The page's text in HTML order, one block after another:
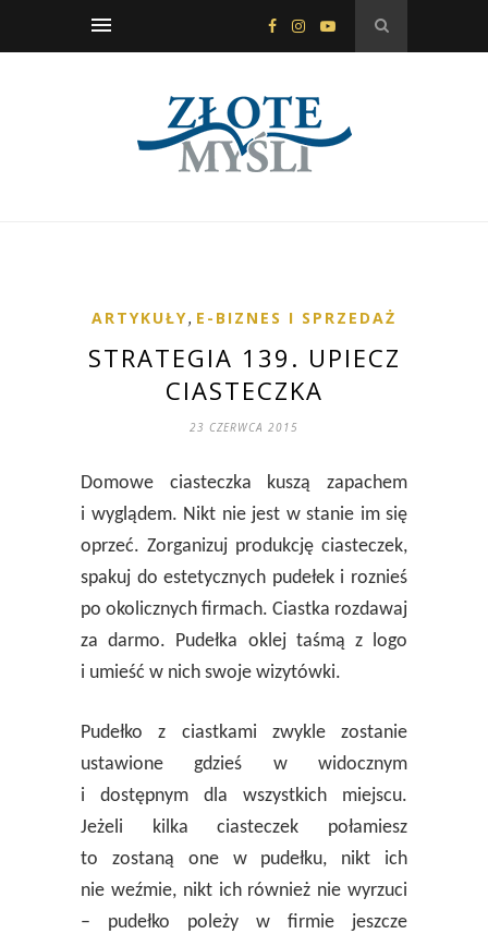
ARTYKUŁY, E-BIZNES I SPRZEDAŻ
STRATEGIA 139. UPIECZ
CIASTECZKA
23 CZERWCA 2015
Domowe ciasteczka kuszą zapachem
i wyglądem. Nikt nie jest w stanie im się
oprzeć. Zorganizuj produkcję ciasteczek,
spakuj do estetycznych pudełek i roznieś
po okolicznych firmach. Ciastka rozdawaj
za darmo. Pudełka oklej taśmą z logo
i umieść w nich swoje wizytówki.
Pudełko z ciastkami zwykle zostanie
ustawione gdzieś w widocznym
i dostępnym dla wszystkich miejscu.
Jeżeli kilka ciasteczek połamiesz
to zostaną one w pudełku, nikt ich
nie weźmie, nikt ich również nie wyrzuci
– pudełko poleży w firmie jeszcze